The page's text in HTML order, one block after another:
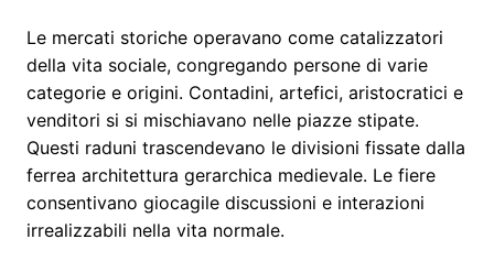
Le mercati storiche operavano come catalizzatori
della vita sociale, congregando persone di varie
categorie e origini. Contadini, artefici, aristocratici e
venditori si si mischiavano nelle piazze stipate.
Questi raduni trascendevano le divisioni fissate dalla
ferrea architettura gerarchica medievale. Le fiere
consentivano giocagile discussioni e interazioni
irrealizzabili nella vita normale.